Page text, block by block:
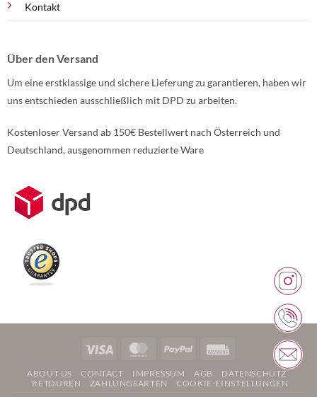
Kontakt
Über den Versand
Um eine erstklassige und sichere Lieferung zu garantieren, haben wir
uns entschieden ausschließlich mit DPD zu arbeiten.
Kostenloser Versand ab 150€ Bestellwert nach Österreich und
Deutschland, ausgenommen reduzierte Ware
Weitere Informationen über den gesperrten Inhalt.
Visa MasterCardPayPal
ABOUT US CONTACT IMPRESSUM AGB
DATENSCHUTZ
RETOUREN
ZAHLUNGSARTEN COOKIE-EINSTELLUNGEN